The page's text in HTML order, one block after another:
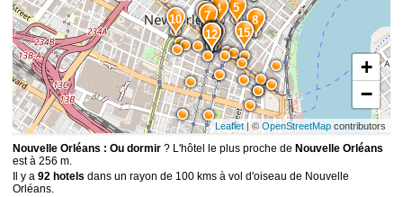
15
14
13
12
11
10 8
7
6 5
4
+
−
Leaflet| ©OpenStreetMapcontributors
Nouvelle Orléans : Ou dormir ? L'hôtel le plus proche de Nouvelle Orléans
est à 256 m.
Il y a92 hotels dans un rayon de 100 kms à vol d'oiseau de Nouvelle
Orléans.